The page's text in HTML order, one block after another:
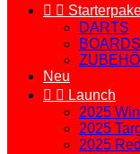
 
DARTS
BOARDS
Neu
  Launch
2025
2025
2025